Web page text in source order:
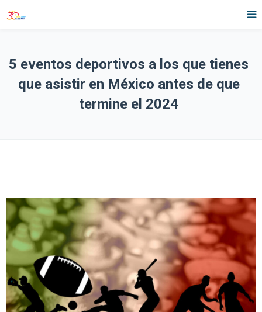
5 eventos deportivos a los que tienes
que asistir en México antes de que
termine el 2024